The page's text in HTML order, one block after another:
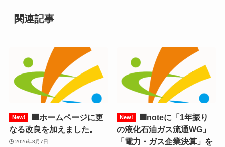
関連記事
🟧ホームページに更
なる改良を加えました。
2026年8月7日
🟧noteに「1年振り
の液化石油ガス流通WG」
「電力・ガス企業決算」を